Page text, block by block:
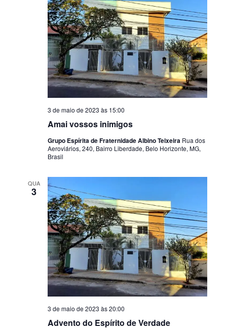
Amai vossos inimigos
3 de maio de 2023 às 15:00
Grupo Espírita de Fraternidade Albino Teixeira Rua dos
Aeroviários, 240, Bairro Liberdade, Belo Horizonte, MG,
Brasil
QUA
3
Advento do Espírito de Verdade
3 de maio de 2023 às 20:00